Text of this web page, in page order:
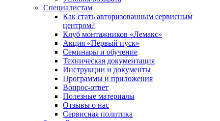
Специалистам
Как стать авторизованным сервисным
центром?
Клуб монтажников «Лемакс»
Акция «Первый пуск»
Семинары и обучение
Техническая документация
Инструкции и документы
Программы и приложения
Вопрос-ответ
Полезные материалы
Отзывы о нас
Сервисная политика